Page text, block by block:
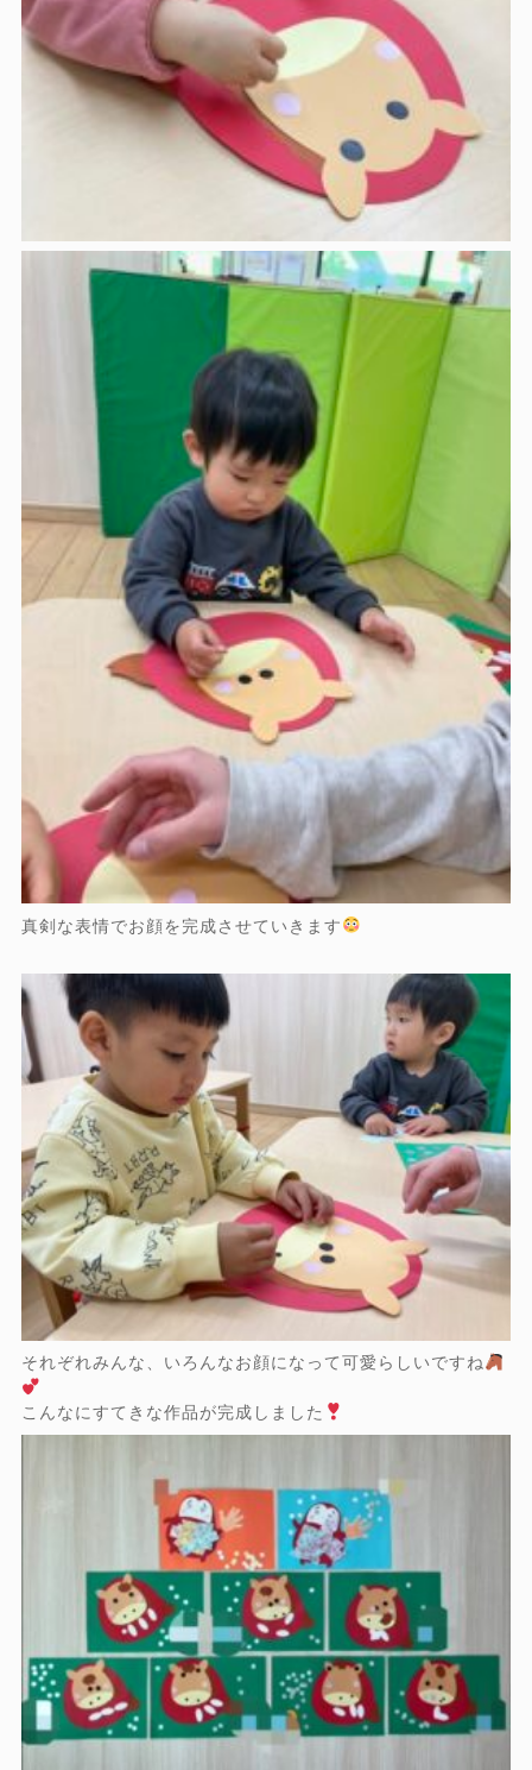
真剣な表情でお顔を完成させていきます
それぞれみんな、いろんなお顔になって可愛らしいですね
こんなにすてきな作品が完成しました